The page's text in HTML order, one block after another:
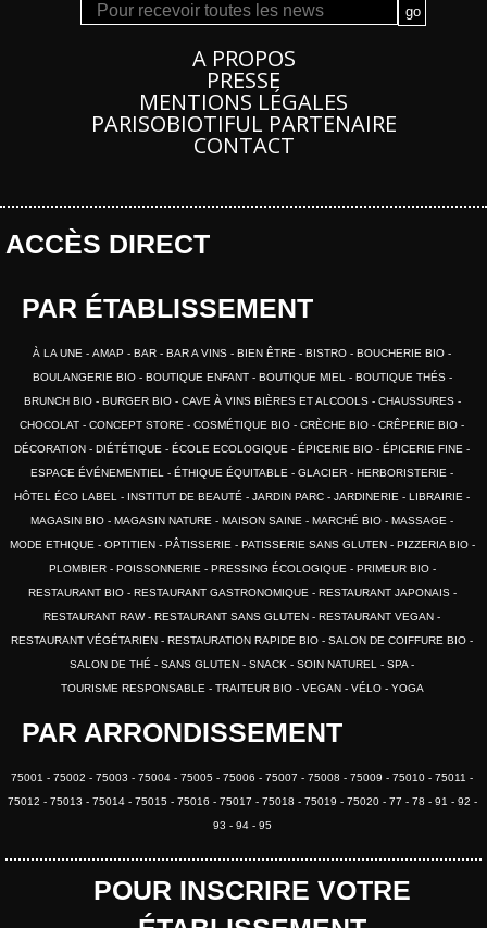
A PROPOS
PRESSE
MENTIONS LÉGALES
PARISOBIOTIFUL PARTENAIRE
CONTACT
ACCÈS DIRECT
PAR ÉTABLISSEMENT
À LA UNE AMAP BAR BAR A VINS BIEN ÊTRE BISTRO
BOUCHERIE BIO
BOULANGERIE BIO
BOUTIQUE ENFANT BOUTIQUE MIEL
BOUTIQUE THÉS
BRUNCH BIO
BURGER BIO CAVE À VINS BIÈRES ET ALCOOLS
CHAUSSURES
CHOCOLAT
CONCEPT STORE COSMÉTIQUE BIO CRÈCHE BIO
CRÊPERIE BIO
DÉCORATION
DIÉTÉTIQUE ÉCOLE ECOLOGIQUE ÉPICERIE BIO
ÉPICERIE FINE
ESPACE ÉVÉNEMENTIEL
ÉTHIQUE ÉQUITABLE GLACIER
HERBORISTERIE
HÔTEL ÉCO LABEL
INSTITUT DE BEAUTÉ JARDIN PARC JARDINERIE
LIBRAIRIE
MAGASIN BIO
MAGASIN NATURE MAISON SAINE MARCHÉ BIO
MASSAGE
MODE ETHIQUE
OPTITIEN PÂTISSERIE PATISSERIE SANS GLUTEN
PIZZERIA BIO
PLOMBIER
POISSONNERIE PRESSING ÉCOLOGIQUE
PRIMEUR BIO
RESTAURANT BIO
RESTAURANT GASTRONOMIQUE
RESTAURANT JAPONAIS
RESTAURANT RAW
RESTAURANT SANS GLUTEN
RESTAURANT VEGAN
RESTAURANT VÉGÉTARIEN
RESTAURATION RAPIDE BIO
SALON DE COIFFURE BIO
SALON DE THÉ
SANS GLUTEN SNACK SOIN NATUREL
SPA
TOURISME RESPONSABLE
TRAITEUR BIO VEGAN VÉLO YOGA
PAR ARRONDISSEMENT
75001 75002 75003 75004 75005 75006 75007 75008 75009 75010
75011
75012
75013 75014 75015 75016 75017 75018 75019 75020 77 78 91
92
93
94 95
POUR INSCRIRE VOTRE